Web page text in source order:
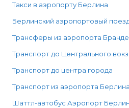
Такси в аэропорту Берлина
Берлинский аэропортовый
Трансферы из аэропорта
Транспорт до Центрального
Транспорт до центра города
Транспорт из аэропорта Берлина
Шаттл-автобус Аэропорт